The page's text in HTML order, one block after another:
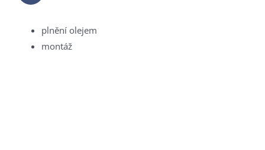
plnění olejem
montáž